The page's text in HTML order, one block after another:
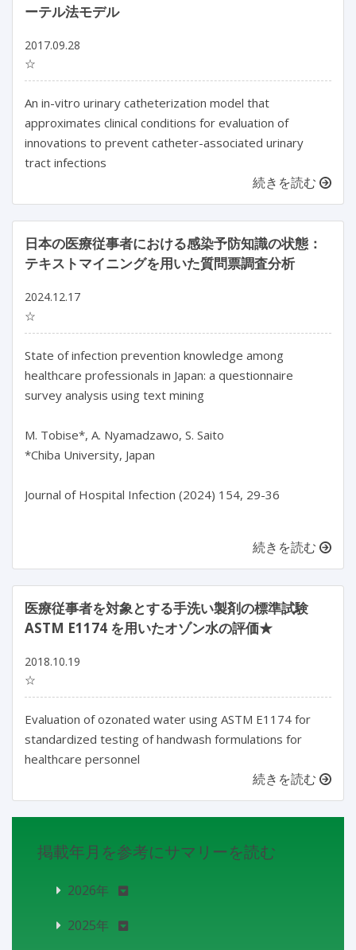
ーテル法モデル
2017.09.28
☆
An in-vitro urinary catheterization model that
approximates clinical conditions for evaluation of
innovations to prevent catheter-associated urinary
tract infections
続きを読む
日本の医療従事者における感染予防知識の状態：
テキストマイニングを用いた質問票調査分析
2024.12.17
☆
State of infection prevention knowledge among
healthcare professionals in Japan: a questionnaire
survey analysis using text mining
M. Tobise*, A. Nyamadzawo, S. Saito
*Chiba University, Japan
Journal of Hospital Infection (2024) 154, 29-36
続きを読む
医療従事者を対象とする手洗い製剤の標準試験
ASTM E1174 を用いたオゾン水の評価★
2018.10.19
☆
Evaluation of ozonated water using ASTM E1174 for
standardized testing of handwash formulations for
healthcare personnel
続きを読む
掲載年月を参考にサマリーを読む
2026年
2025年